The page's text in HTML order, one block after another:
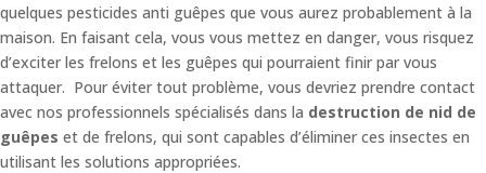
quelques pesticides anti guêpes que vous aurez probablement à la
maison. En faisant cela, vous vous mettez en danger, vous risquez
d’exciter les frelons et les guêpes qui pourraient finir par vous
attaquer. Pour éviter tout problème, vous devriez prendre contact
avec nos professionnels spécialisés dans la destruction de nid de
guêpes et de frelons, qui sont capables d’éliminer ces insectes en
utilisant les solutions appropriées.